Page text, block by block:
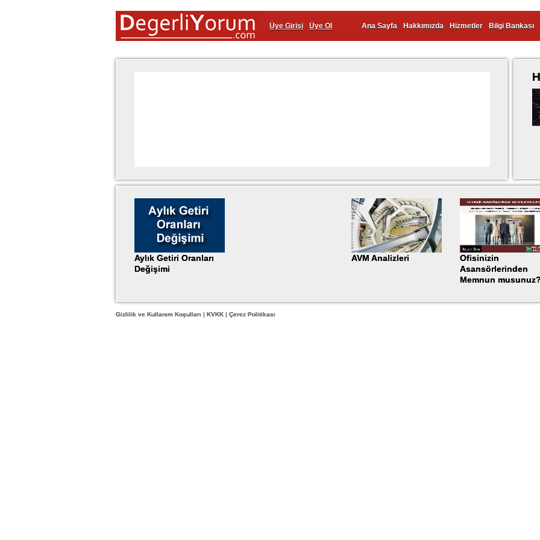
Üye Girişi Üye Ol Ana Sayfa Hakkımızda Hizmetler Bilgi Bankası
Aylık Getiri Oranları
Değişimi
AVM Analizleri
Ofisinizin
Asansörlerinden
Memnun
Gizlilik ve Kullanım Koşulları | KVKK | Çerez Politikası